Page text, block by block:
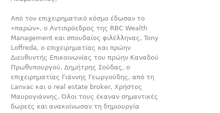
Από τον επιχειρηματικό κόσμο έδωσαν το
«παρών», ο Αντιπρόεδρος της RBC Wealth
Management και σπουδαίος φιλέλληνας, Tony
Loffreda, ο επιχειρηματίας και πρώην
Διευθυντής Επικοινωνίας του πρώην Καναδού
Πρωθυπουργού, Δημήτρης Σούδας, ο
επιχειρηματίας Γιάννης Γεωργούδης, από τη
Lanvac και ο real estate broker, Χρήστος
Μαυρογιάννης. Όλοι τους έκαναν σημαντικές
δωρεές και ανακοίνωσαν τη δημιουργία